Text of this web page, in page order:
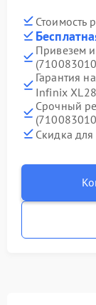
Стоимость
Привезем
Гарантия
Infinix
Срочный
Скидка для